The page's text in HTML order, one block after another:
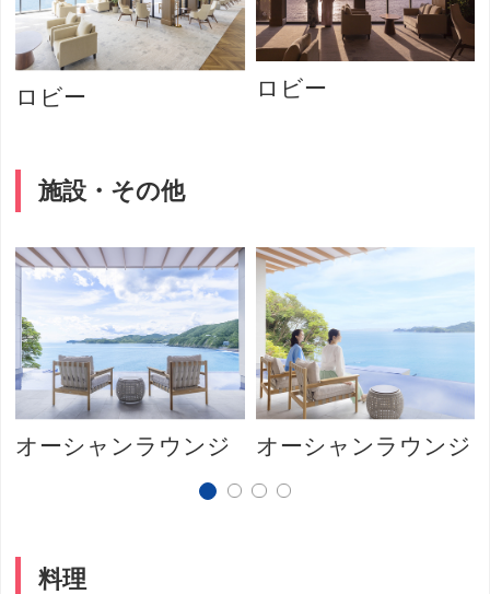
ロビー ロビー
施設・その他
オーシャンラウンジ オーシャンラウンジ
料理